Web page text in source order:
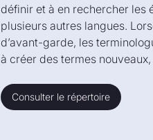
définir et à en rechercher les
plusieurs autres langues.
d’avant-garde, les
à créer des termes
Consulter le répertoire
Consulter le répertoire